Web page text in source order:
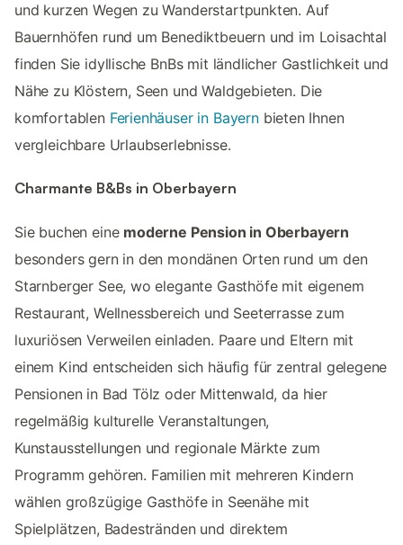
und kurzen Wegen zu Wanderstartpunkten. Auf
Bauernhöfen rund um Benediktbeuern und im Loisachtal
finden Sie idyllische BnBs mit ländlicher Gastlichkeit und
Nähe zu Klöstern, Seen und Waldgebieten. Die
komfortablen Ferienhäuser in Bayernbieten Ihnen
vergleichbare Urlaubserlebnisse.
Charmante B&Bs in Oberbayern
Sie buchen eine moderne Pension in Oberbayern
besonders gern in den mondänen Orten rund um den
Starnberger See, wo elegante Gasthöfe mit eigenem
Restaurant, Wellnessbereich und Seeterrasse zum
luxuriösen Verweilen einladen. Paare und Eltern mit
einem Kind entscheiden sich häufig für zentral gelegene
Pensionen in Bad Tölz oder Mittenwald, da hier
regelmäßig kulturelle Veranstaltungen,
Kunstausstellungen und regionale Märkte zum
Programm gehören. Familien mit mehreren Kindern
wählen großzügige Gasthöfe in Seenähe mit
Spielplätzen, Badestränden und direktem